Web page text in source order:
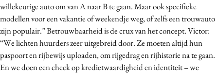
Purpose Marketing
Reputatie & crisis
willekeurige auto om van A naar B te gaan. Maar ook specifieke
modellen voor een vakantie of weekendje weg, of zelfs een trouwauto
zijn populair.” Betrouwbaarheid is de crux van het concept. Victor:
“We lichten huurders zeer uitgebreid door. Ze moeten altijd hun
paspoort en rijbewijs uploaden, om rijgedrag en rijhistorie na te gaan.
En we doen een check op kredietwaardigheid en identiteit – we